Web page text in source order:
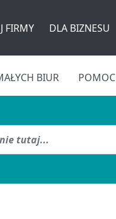
FIRMY DLA BIZNESU
BIUR